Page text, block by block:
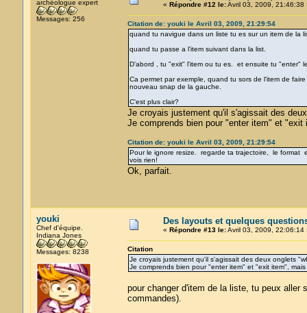
archéologue expert
Messages: 256
« Répondre #12 le:Avril 03, 2009, 21:46:38
Citation de: youki le Avril 03, 2009, 21:29:54
quand tu navigue dans un liste tu es sur un item de la
quand tu passe a l'item suivant dans la list.
D'abord , tu "exit" l'item ou tu es. et ensuite tu "enter"
Ca permet par exemple, quand tu sors de l'item de
nouveau snap de la gauche.
C'est plus clair?
Je croyais justement qu'il s'agissait des
Je comprends bien pour "enter item" et
Citation de: youki le Avril 03, 2009, 21:29:54
Pour le ignore resize. regarde ta trajectoire, le format
vois rien!
Ok, parfait.
youki
Chef d'équipe.
Indiana Jones
Messages: 8238
Des layouts et quelques
« Répondre #13 le:Avril 03, 2009, 22:06:14
Citation
Je croyais justement qu'il s'agissait des deux onglets
Je comprends bien pour "enter item" et "exit item",
pour changer d'item de la liste, tu peux
commandes).